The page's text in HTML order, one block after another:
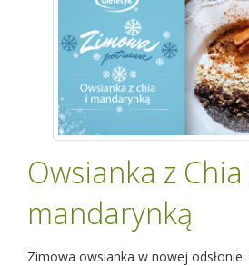
Owsianka z Chia
mandarynką
Zimowa owsianka w nowej odsłonie.